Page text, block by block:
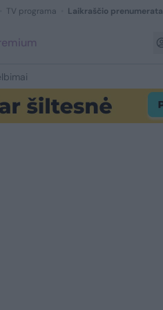
TV programa Laikraščio prenumerata